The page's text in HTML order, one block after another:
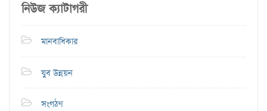
নিউজ ক্যাটাগরী
মানবাধিকার
যুব উন্নয়ন
সংগঠণ